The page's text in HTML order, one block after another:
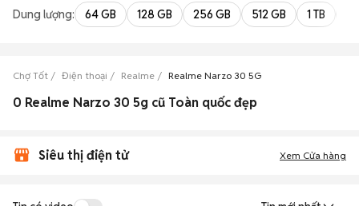
Dung lượng: 64 GB 128 GB 256 GB 512 GB 1 TB
Chợ Tốt Điện thoại Realme Realme Narzo 30 5G
0 Realme Narzo 30 5g cũ Toàn quốc đẹp
Siêu thị điện tử Xem Cửa hàng